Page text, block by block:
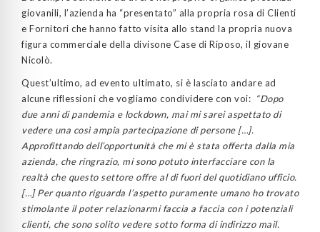
giovanili, l’azienda ha “presentato” alla propria rosa di Clienti
e Fornitori che hanno fatto visita allo stand la propria nuova
figura commerciale della divisone Case di Riposo, il giovane
Nicolò.
Quest’ultimo, ad evento ultimato, si è lasciato andare ad
alcune riflessioni che vogliamo condividere con voi: “Dopo
due anni di pandemia e lockdown, mai mi sarei aspettato di
vedere una così ampia partecipazione di persone […].
Approfittando dell’opportunità che mi è stata offerta dalla mia
azienda, che ringrazio, mi sono potuto interfacciare con la
realtà che questo settore offre al di fuori del quotidiano ufficio.
[…] Per quanto riguarda l’aspetto puramente umano ho trovato
stimolante il poter relazionarmi faccia a faccia con i potenziali
clienti, che sono solito vedere sotto forma di indirizzo mail.